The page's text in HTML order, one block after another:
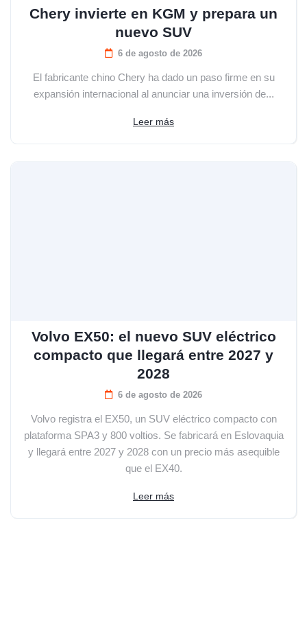
Chery invierte en KGM y prepara un
nuevo SUV
6 de agosto de 2026
El fabricante chino Chery ha dado un paso firme en su
expansión internacional al anunciar una inversión de...
Leer más
Volvo EX50: el nuevo SUV eléctrico
compacto que llegará entre 2027 y
2028
6 de agosto de 2026
Volvo registra el EX50, un SUV eléctrico compacto con
plataforma SPA3 y 800 voltios. Se fabricará en Eslovaquia
y llegará entre 2027 y 2028 con un precio más asequible
que el EX40.
Leer más